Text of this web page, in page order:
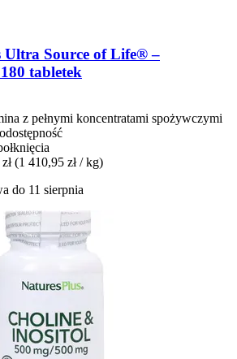
Ultra Source of Life® –
tabletek
z pełnymi koncentratami spożywczymi
(1 410,95 zł / kg)
do 11 sierpnia